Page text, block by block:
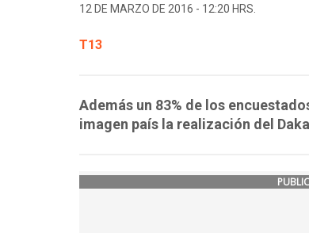
12 DE MARZO DE 2016 - 12:20 HRS.
T13
Además un 83% de los
imagen país la realización del